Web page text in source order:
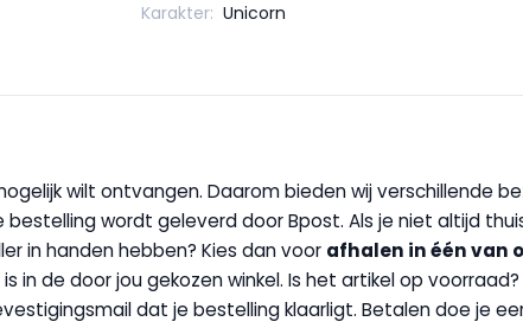
Karakter: Unicorn
wilt ontvangen. Daarom bieden wij verschillende
wordt geleverd door Bpost. Als je niet altijd
in handen hebben? Kies dan voor afhalen in één van
in de door jou gekozen winkel. Is het artikel op
dat je bestelling klaarligt. Betalen doe je